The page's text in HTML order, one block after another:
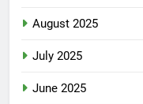
August 2025
July 2025
June 2025